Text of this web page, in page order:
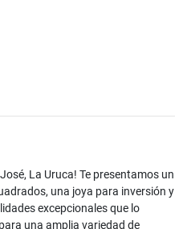
La Uruca! Te presentamos un
una joya para inversión y
excepcionales que lo
una amplia variedad de